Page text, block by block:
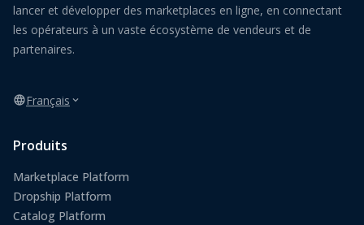
lancer et développer des marketplaces en ligne, en connectant
les opérateurs à un vaste écosystème de vendeurs et de
partenaires.
Français
Produits
Marketplace Platform
Dropship Platform
Catalog Platform